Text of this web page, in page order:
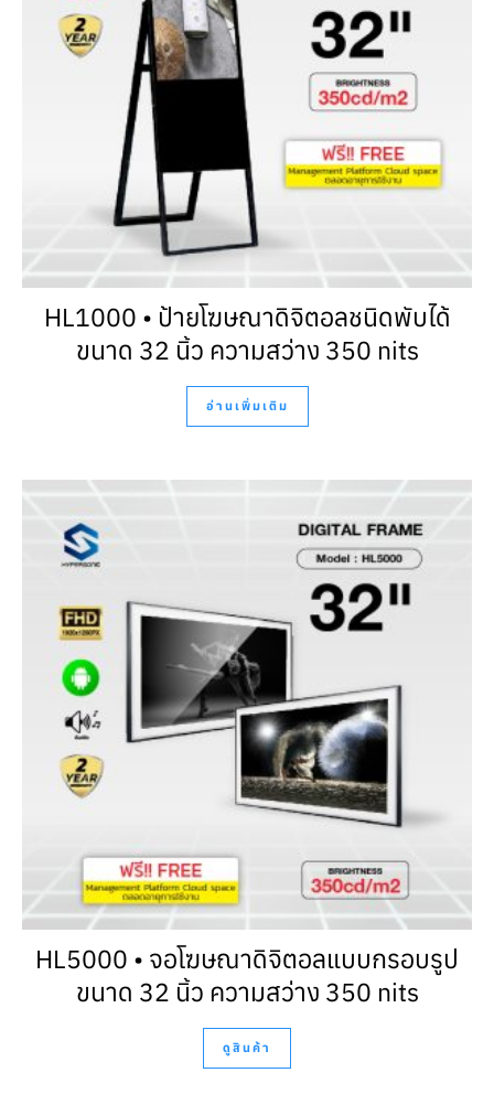
HL1000 • ป้ายโฆษณาดิจิตอลชนิดพับได้
ขนาด 32 นิ้ว ความสว่าง 350 nits
อ่านเพิ่มเติม
HL5000 • จอโฆษณาดิจิตอลแบบกรอบรูป
ขนาด 32 นิ้ว ความสว่าง 350 nits
ดูสินค้า